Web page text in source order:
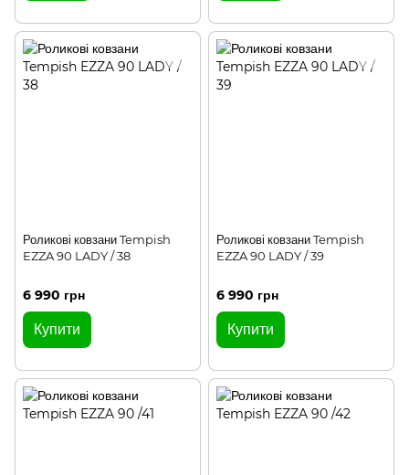
Роликові ковзани Tempish
EZZA 90 LADY / 38
6 990 грн
Купити
Роликові ковзани Tempish
EZZA 90 LADY / 39
6 990 грн
Купити